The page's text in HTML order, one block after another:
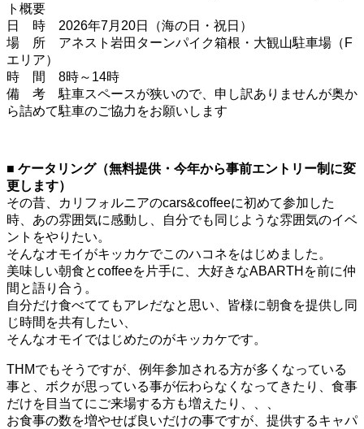
ト概要
日 時 2026年7月20日（海の日・祝日）
場 所 アネスト岩田ターンパイク箱根・大観山駐車場（F
エリア）
時 間 8時～14時
備 考 駐車スペースが狭いので、申し訳ありませんが奥か
ら詰めて駐車のご協力をお願いします
■ ケータリング（無料提供・今年から事前エントリー制に変
更します）
その昔、カリフォルニアのcars&coffeeに初めて参加した
時、あの雰囲気に感動し、自分でも同じような雰囲気のイベ
ントをやりたい。
そんなオモイがキッカケでこのハコネをはじめました。
美味しい朝食とcoffeeを片手に、大好きなABARTHを前に仲
間と語り合う。
自分だけ食べててもアレだなと思い、皆様に朝食を提供し同
じ時間を共有したい、
そんなオモイではじめたのがキッカケです。
THMでもそうですが、例年参加される方が多くなっている
事と、ボクが思っている事が伝わらなくなってきたり、食事
だけを目当てにご来場する方も増えたり、、、
お食事の数を増やせば良いだけの事ですが、提供するキャパ